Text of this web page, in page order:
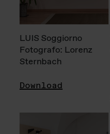
LUIS Soggiorno
Fotografo: Lorenz
Sternbach
Download